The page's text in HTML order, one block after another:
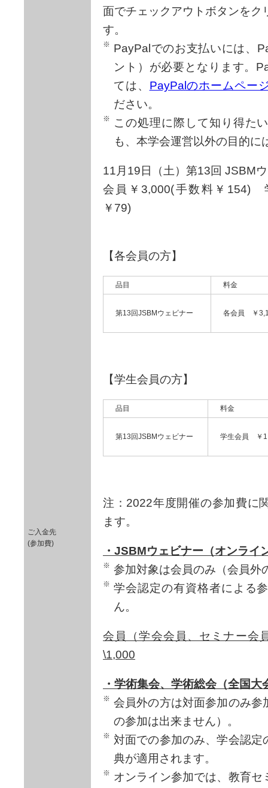
ご入金先
(参加費)
面でチェックアウトボタンをク
す。
PayPalでのお支払いには、
ント）が必要となります。
ては、 PayPalのホームペー
ださい。
この処理に際して知り得た
も、本学会運営以外の目的に
11月19日（土）第13回 JSBM
会員￥3,000(手数料￥154)
￥79)
【各会員の方】
品目 料金
第13回JSBMウェビナー 各会員 ￥
【学生会員の方】
品目 料金
第13回JSBMウェビナー 学生会員 ￥
注：2022年度開催の参加費に
ます。
・JSBMウェビナー（オンライ
参加対象は会員のみ（会員外
学会認定の有資格者による
ん。
会員（学会会員、セミナ
\1,000
・学術集会、学術総会（全国
会員外の方は対面参加のみ
の参加は出来ません）。
対面での参加のみ、学会認
典が適用されます。
オンライン参加では、教育